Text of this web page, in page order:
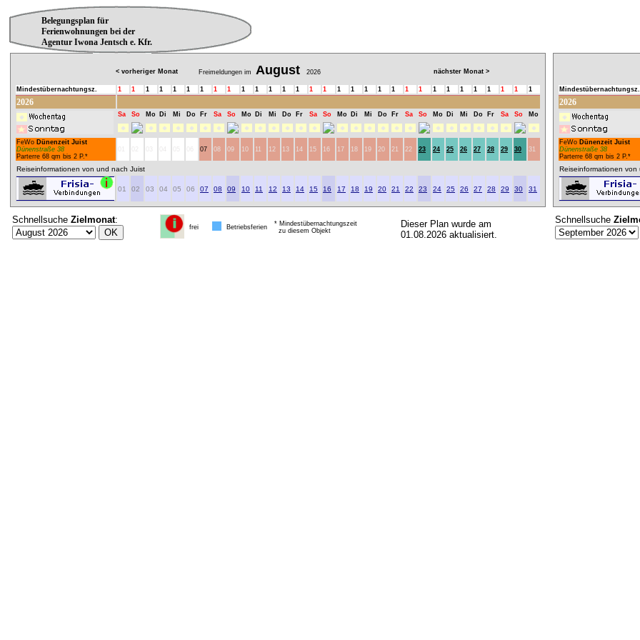
Belegungsplan für
Ferienwohnungen bei der
Agentur Iwona Jentsch e. Kfr.
< vorheriger Monat Freimeldungen im August 2026 nächster Monat >
Mindestübernachtungsz. 1 1 1 1 1 1 1 1 1 1 1 1 1 1 1 1 1 1 1 1 1 1 1 1 1 1 1 1 1 1 1
2026
Sa So Mo Di Mi Do Fr Sa So Mo Di Mi Do Fr Sa So Mo Di Mi Do Fr Sa So Mo Di Mi Do Fr Sa So Mo
FeWo Dünenzeit Juist
Dünenstraße 38
Parterre 68 qm bis 2 P.*
07 08 09 10 11 12 13 14 15 16 17 18 19 20 21 22 23 24 25 26 27 28 29 30 31
Reiseinformationen von und nach Juist
01 02 03 04 05 06 07 08 09 10 11 12 13 14 15 16 17 18 19 20 21 22 23 24 25 26 27 28 29 30 31
Schnellsuche Zielmonat:
frei Betriebsferien
* Mindestübernachtungszeit
zu diesem Objekt
Dieser Plan wurde am
01.08.2026 aktualisiert.
Mindestübernachtungsz.
2026
FeWo Dünenzeit Juist
Dünenstraße 38
Parterre 68 qm bis 2 P.*
Reiseinformationen von
Schnellsuche